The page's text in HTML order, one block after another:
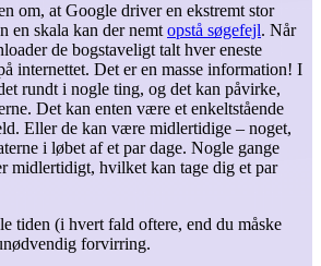
om, at Google driver en ekstremt stor
en skala kan der nemt opstå søgefejl. Når
de bogstaveligt talt hver eneste
internettet. Det er en masse information! I
rundt i nogle ting, og det kan påvirke,
Det kan enten være et enkeltstående
Eller de kan være midlertidige – noget,
i løbet af et par dage. Nogle gange
midlertidigt, hvilket kan tage dig et par
tiden (i hvert fald oftere, end du måske
forvirring.